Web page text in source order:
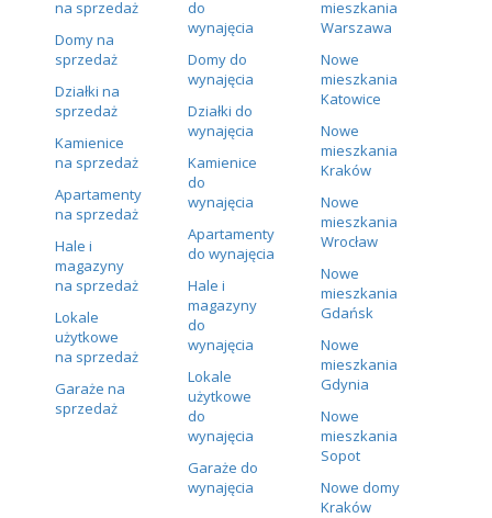
na sprzedaż
Domy na
sprzedaż
Działki na
sprzedaż
Kamienice
na sprzedaż
Apartamenty
na sprzedaż
Hale i
magazyny
na sprzedaż
Lokale
użytkowe
na sprzedaż
Garaże na
sprzedaż
do
wynajęcia
Domy do
wynajęcia
Działki do
wynajęcia
Kamienice
do
wynajęcia
Apartamenty
do wynajęcia
Hale i
magazyny
do
wynajęcia
Lokale
użytkowe
do
wynajęcia
Garaże do
wynajęcia
mieszkania
Warszawa
Nowe
mieszkania
Katowice
Nowe
mieszkania
Kraków
Nowe
mieszkania
Wrocław
Nowe
mieszkania
Gdańsk
Nowe
mieszkania
Gdynia
Nowe
mieszkania
Sopot
Nowe domy
Kraków